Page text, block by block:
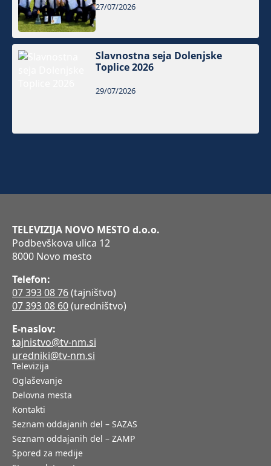
27/07/2026
Slavnostna seja Dolenjske
Toplice 2026
29/07/2026
TELEVIZIJA NOVO MESTO d.o.o.
Podbevškova ulica 12
8000 Novo mesto
Telefon:
07 393 08 76(tajništvo)
07 393 08 60(uredništvo)
E-naslov:
tajnistvo@tv-nm.si
uredniki@tv-nm.si
Televizija
Oglaševanje
Delovna mesta
Kontakti
Seznam oddajanih del – SAZAS
Seznam oddajanih del – ZAMP
Spored za medije